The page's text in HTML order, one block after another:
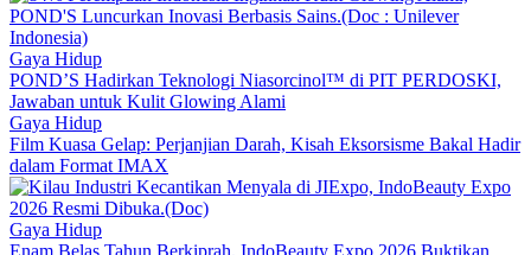
Gaya Hidup
POND’S Hadirkan Teknologi Niasorcinol™ di PIT PERDOSKI,
Jawaban untuk Kulit Glowing Alami
Gaya Hidup
Film Kuasa Gelap: Perjanjian Darah, Kisah Eksorsisme Bakal Hadir
dalam Format IMAX
Gaya Hidup
Enam Belas Tahun Berkiprah, IndoBeauty Expo 2026 Buktikan